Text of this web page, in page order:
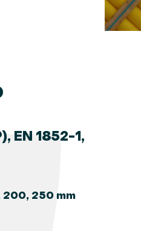
EN 1852-1,
200, 250 mm